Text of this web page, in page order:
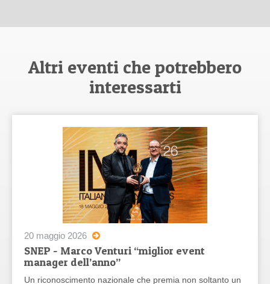
Altri eventi che potrebbero
interessarti
20 maggio 2026
SNEP - Marco Venturi “miglior event
manager dell’anno”
Un riconoscimento nazionale che premia non soltanto un